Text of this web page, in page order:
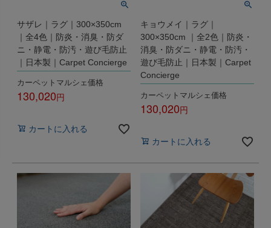
サザレ｜ラグ｜300×350cm
｜全4色｜防炎・消臭・防ダ
ニ・静電・防汚・遊び毛防止
｜日本製｜Carpet Concierge
カーペットマルシェ価格
130,020
カートに入れる
キョウメイ｜ラグ｜
300×350cm ｜全2色｜防炎・
消臭・防ダニ・静電・防汚・
遊び毛防止｜日本製｜Carpet
Concierge
カーペットマルシェ価格
130,020
カートに入れる